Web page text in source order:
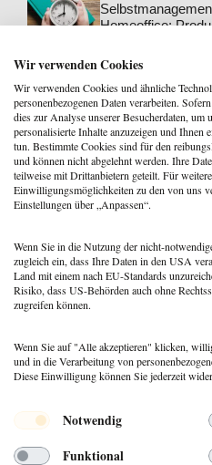
Homeoffice:
Berufspraxis
Klarheit gewinnt:
werden als
Zeitalter
Berufspraxis
typische Irrtümer
Check
Coaching
falschen Fragen?
Repertoire-Update
© 2026
VERLAG
Wir verwenden Cookies
Wir verwenden Cookies und ähnliche
personenbezogenen Daten verarbeiten.
dies zur Analyse unserer Besucherdaten, um
personalisierte Inhalte anzuzeigen und Ihnen
tun. Bestimmte Cookies sind für den
und können nicht abgelehnt werden. Ihre
teilweise mit Drittanbietern geteilt. Für
Einwilligungsmöglichkeiten zu den von uns
Einstellungen über „Anpassen“.
Wenn Sie in die Nutzung der nicht-
zugleich ein, dass Ihre Daten in den USA
Land mit einem nach EU-Standards
Risiko, dass US-Behörden auch ohne
zugreifen können.
Wenn Sie auf "Alle akzeptieren" klicken,
und in die Verarbeitung von
Diese Einwilligung können Sie jederzeit
Notwendig
Funktional